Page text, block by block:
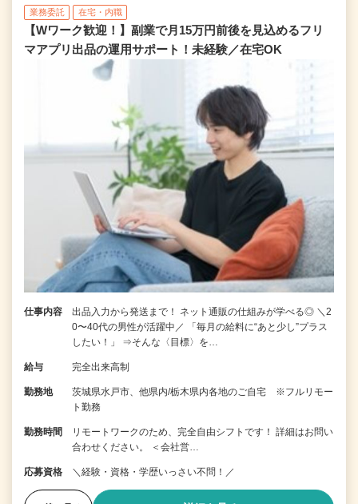
業務委託 在宅・内職
【Wワーク歓迎！】副業で月15万円前後を見込めるフリ
マアプリ出品の運用サポート！未経験／在宅OK
仕事内容
出品入力から発送まで！ ネット通販の仕組みが学べる◎ ＼2
0〜40代の男性が活躍中／ 「毎月の給料に“あと少し”プラス
したい！」 ⇒そんな〈目標〉を…
給与 完全出来高制
勤務地
茨城県水戸市、他県内/栃木県内各地のご自宅 ※フルリモー
ト勤務
勤務時間
リモートワークのため、完全自由シフトです！ 詳細はお問い
合わせください。 ＜会社営…
応募資格 ＼経験・資格・学歴いっさい不問！／